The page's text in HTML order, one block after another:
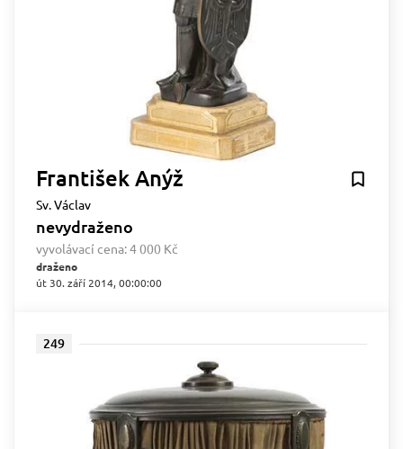
František Anýž
Sv. Václav
nevydraženo
vyvolávací cena:4 000 Kč
draženo
út 30. září 2014, 00:00:00
249